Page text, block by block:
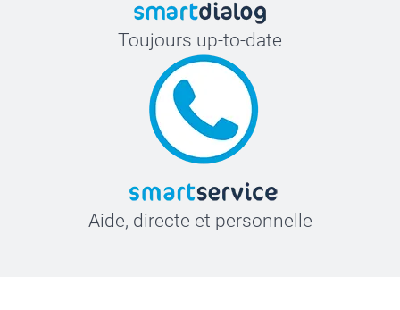
Toujours up-to-date
Aide, directe et personnelle